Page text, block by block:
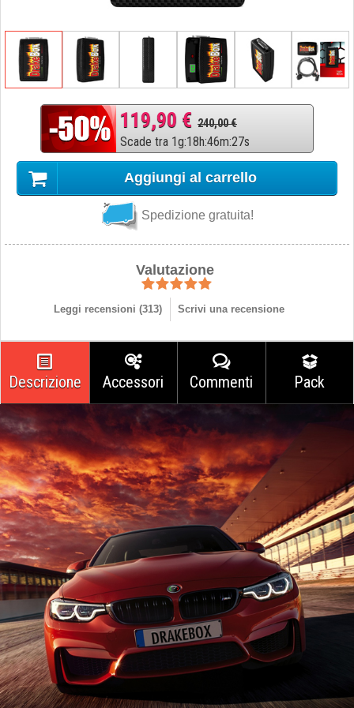
119,90 € 240,00 €
Scade tra 1g:18h:46m:26s
Aggiungi al carrello
Spedizione gratuita!
Valutazione
Leggi recensioni (313) Scrivi una recensione
Descrizione Accessori Commenti Pack